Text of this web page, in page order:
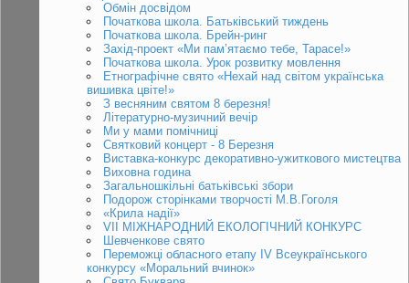
Обмін досвідом
Початкова школа. Батьківський тиждень
Початкова школа. Брейн-ринг
Захід-проект «Ми пам’ятаємо тебе, Тарасе!»
Початкова школа. Урок розвитку мовлення
Етнографічне свято «Нехай над світом українська
вишивка цвіте!»
З весняним святом 8 березня!
Літературно-музичний вечір
Ми у мами помічниці
Святковий концерт - 8 Березня
Виставка-конкурс декоративно-ужиткового мистецтва
Виховна година
Загальношкільні батьківські збори
Подорож сторінками творчості М.В.Гоголя
«Крила надії»
VII МІЖНАРОДНИЙ ЕКОЛОГІЧНИЙ КОНКУРС
Шевченкове свято
Переможці обласного етапу IV Всеукраїнського
конкурсу «Моральний вчинок»